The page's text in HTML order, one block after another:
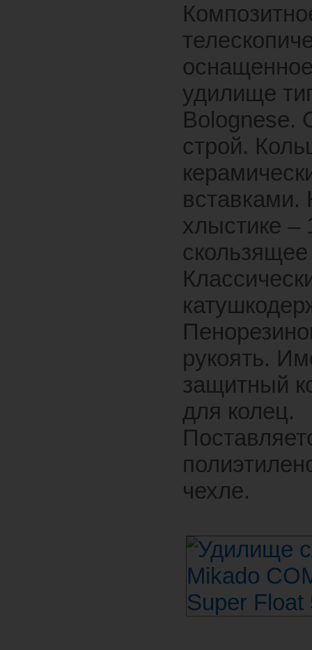
удилище
Bolognese.
строй.
вставками.
хлыстике –
рукоять.
защитный
для колец.
чехле.